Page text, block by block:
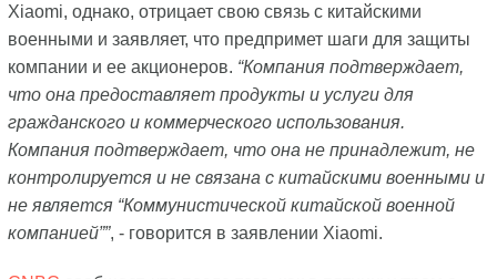
Xiaomi, однако, отрицает свою связь с китайскими
военными и заявляет, что предпримет шаги для защиты
компании и ее акционеров. “Компания подтверждает,
что она предоставляет продукты и услуги для
гражданского и коммерческого использования.
Компания подтверждает, что она не принадлежит, не
контролируется и не связана с китайскими военными и
не является “Коммунистической китайской военной
компанией””, - говорится в заявлении Xiaomi.